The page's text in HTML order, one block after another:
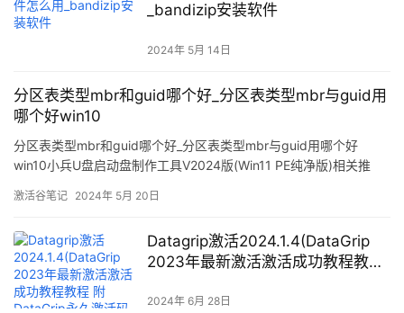
_bandizip安装软件
2024年 5月 14日
分区表类型mbr和guid哪个好_分区表类型mbr与guid用
哪个好win10
分区表类型mbr和guid哪个好_分区表类型mbr与guid用哪个好
win10小兵U盘启动盘制作工具V2024版(Win11 PE纯净版)相关推
捆绑任何软件的启动盘。2，支持PE自动修复UEFI+GPT引导。3、
激活谷笔记 2024年 5月 20日
Datagrip激活2024.1.4(DataGrip
2023年最新激活激活成功教程教程
M1)
2024年 6月 28日